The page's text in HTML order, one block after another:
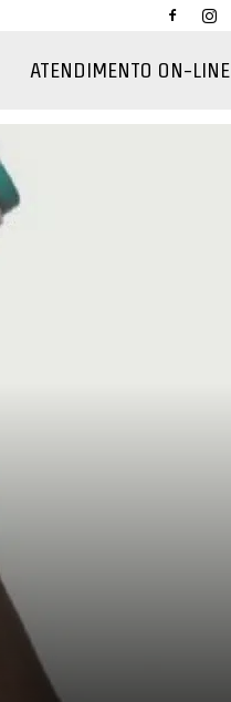
ATENDIMENTO ON-LINE